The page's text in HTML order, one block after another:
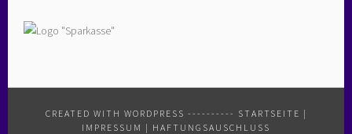
CREATED WITH WORDPRESS ---------- STARTSEITE |
IMPRESSUM | HAFTUNGSAUSCHLUSS